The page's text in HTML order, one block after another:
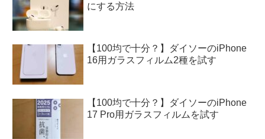
にする方法
【100均で十分？】ダイソーのiPhone
16用ガラスフィルム2種を試す
【100均で十分？】ダイソーのiPhone
17 Pro用ガラスフィルムを試す